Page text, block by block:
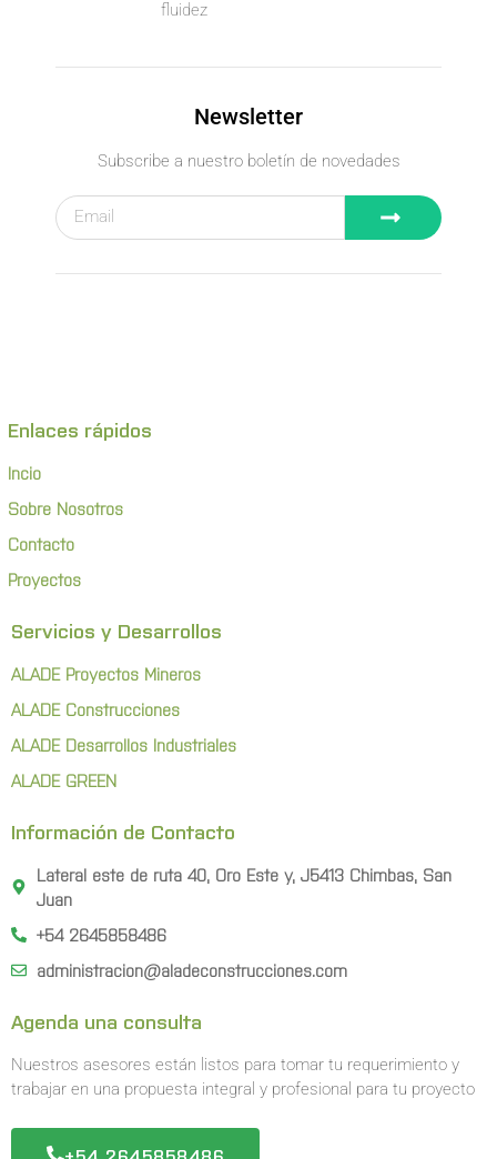
fluidez
Newsletter
Subscribe a nuestro boletín de novedades
Enlaces rápidos
Incio
Sobre Nosotros
Contacto
Proyectos
Servicios y Desarrollos
ALADE Proyectos Mineros
ALADE Construcciones
ALADE Desarrollos Industriales
ALADE GREEN
Información de Contacto
Lateral este de ruta 40, Oro Este y, J5413 Chimbas, San
Juan
+54 2645858486
administracion@aladeconstrucciones.com
Agenda una consulta
Nuestros asesores están listos para tomar tu requerimiento y
trabajar en una propuesta integral y profesional para tu proyecto